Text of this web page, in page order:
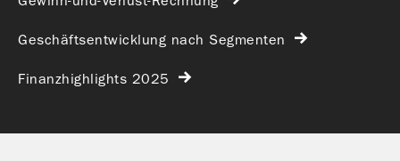
Geschäftsentwicklung nach Segmenten
Finanzhighlights 2025